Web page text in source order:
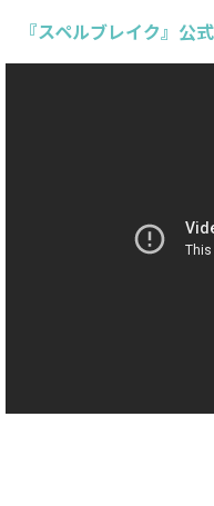
『スペルブレイク』公